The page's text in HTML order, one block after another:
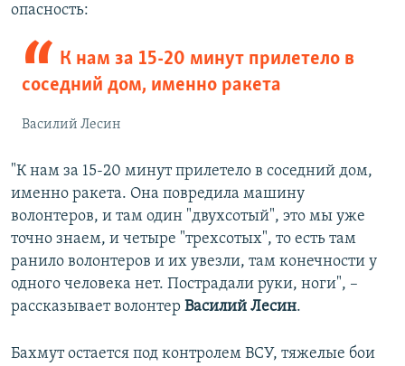
опасность:
К нам за 15-20 минут прилетело в
соседний дом, именно ракета
Василий Лесин
"К нам за 15-20 минут прилетело в соседний дом,
именно ракета. Она повредила машину
волонтеров, и там один "двухсотый", это мы уже
точно знаем, и четыре "трехсотых", то есть там
ранило волонтеров и их увезли, там конечности у
одного человека нет. Пострадали руки, ноги", –
рассказывает волонтер Василий Лесин.
Бахмут остается под контролем ВСУ, тяжелые бои